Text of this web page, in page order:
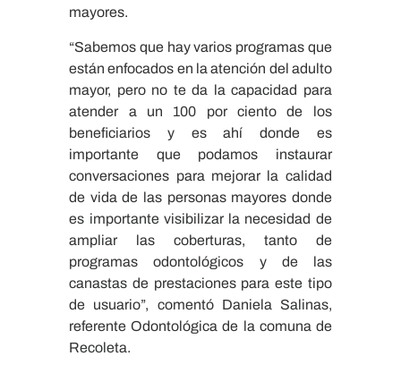
mayores.
“Sabemos que hay varios programas que
están enfocados en la atención del adulto
mayor, pero no te da la capacidad para
atender a un 100 por ciento de los
beneficiarios y es ahí donde es
importante que podamos instaurar
conversaciones para mejorar la calidad
de vida de las personas mayores donde
es importante visibilizar la necesidad de
ampliar las coberturas, tanto de
programas odontológicos y de las
canastas de prestaciones para este tipo
de usuario”, comentó Daniela Salinas,
referente Odontológica de la comuna de
Recoleta.